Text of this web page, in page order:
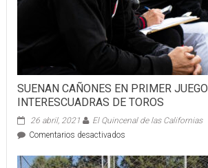
SUENAN CAÑONES EN PRIMER JUEGO
INTERESCUADRAS DE TOROS
26 abril, 2021
El Quincenal de las Californias
Comentarios desactivadosen
CAÑONES